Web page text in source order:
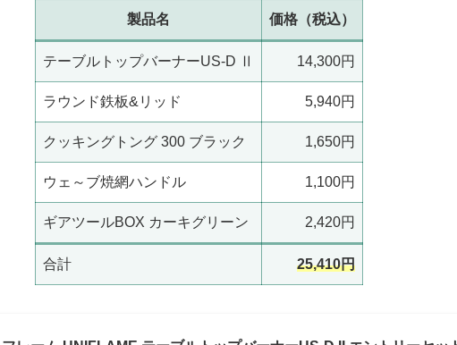
製品名 価格（税込）
テーブルトップバーナーUS-D Ⅱ 14,300円
ラウンド鉄板&リッド 5,940円
クッキングトング 300 ブラック 1,650円
ウェ～ブ焼網ハンドル 1,100円
ギアツールBOX カーキグリーン 2,420円
合計 25,410円